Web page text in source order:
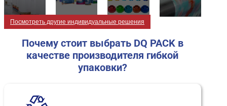
Посмотреть другие индивидуальные решения
Почему стоит выбрать DQ PACK в
качестве производителя гибкой
упаковки?